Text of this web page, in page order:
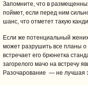
Запомните, что в
поймет, если перед ним
шанс, что отметет такую
Если же потенциальный
может разрушить все планы о
встречает его брюнетка
загорелого мачо на встречу
Разочарование — не лучшая